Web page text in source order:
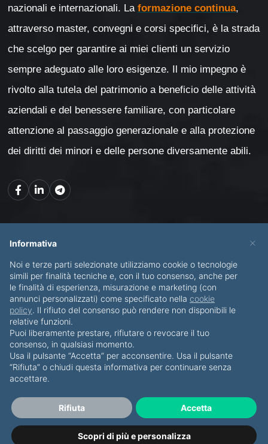
nazionali e internazionali. La formazione continua,
attraverso master, convegni e corsi specifici, è la strada
che scelgo per garantire ai miei clienti un servizio
sempre adeguato alle loro esigenze. Il mio impegno è
rivolto alla tutela del patrimonio a beneficio delle attività
aziendali e del benessere familiare, con particolare
attenzione al passaggio generazionale e alla protezione
dei diritti dei minori e delle persone diversamente abili.
CHI SONO SERVIZI
BLOG CONTATTI
© Copyright 2012-2026 Piero Di Bello & Partners
Tutti i diritti riservati
P.IVA IT07911820723
Sviluppato da Namea.it
×
Informativa
Noi e terze parti selezionate utilizziamo cookie o tecnologie
simili per finalità tecniche e, con il tuo consenso, anche per
le finalità di esperienza, misurazione e marketing (con
annunci personalizzati) come specificato nella cookie
policy. Il rifiuto del consenso può rendere non disponibili le
relative funzioni.
Puoi liberamente prestare, rifiutare o revocare il tuo
consenso, in qualsiasi momento.
Usa il pulsante “Accetta” per acconsentire. Usa il pulsante
“Rifiuta” o chiudi questa informativa per continuare senza
accettare.
Scopri di più e personalizza
Rifiuta Accetta